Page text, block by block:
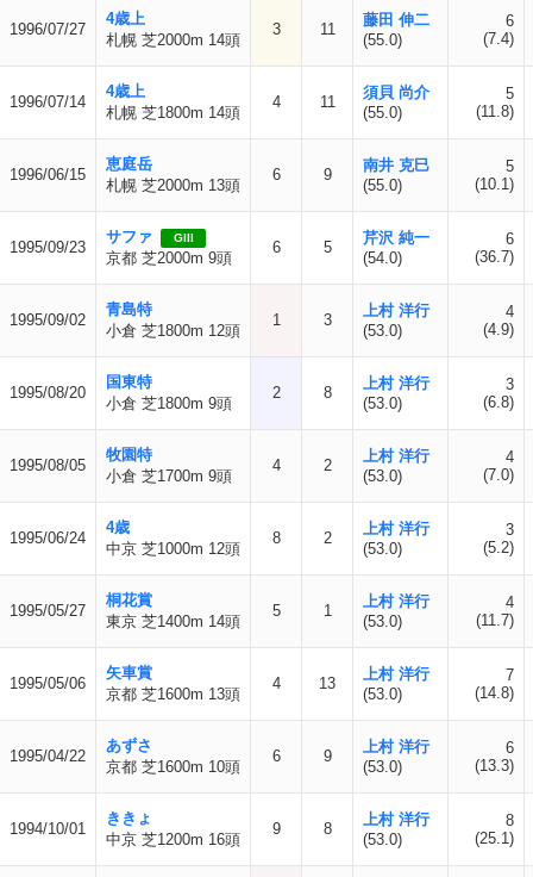
1996/07/27
4歳上
札幌 芝2000m 14頭
3 11
藤田 伸二
(55.0)
6
(7.4)
1996/07/14
4歳上
札幌 芝1800m 14頭
4 11
須貝 尚介
(55.0)
5
(11.8)
1996/06/15
恵庭岳
札幌 芝2000m 13頭
6 9
南井 克巳
(55.0)
5
(10.1)
1995/09/23
サファ GIII
京都 芝2000m 9頭
6 5
芹沢 純一
(54.0)
6
(36.7)
1995/09/02
青島特
小倉 芝1800m 12頭
1 3
上村 洋行
(53.0)
4
(4.9)
1995/08/20
国東特
小倉 芝1800m 9頭
2 8
上村 洋行
(53.0)
3
(6.8)
1995/08/05
牧園特
小倉 芝1700m 9頭
4 2
上村 洋行
(53.0)
4
(7.0)
1995/06/24
4歳
中京 芝1000m 12頭
8 2
上村 洋行
(53.0)
3
(5.2)
1995/05/27
桐花賞
東京 芝1400m 14頭
5 1
上村 洋行
(53.0)
4
(11.7)
1995/05/06
矢車賞
京都 芝1600m 13頭
4 13
上村 洋行
(53.0)
7
(14.8)
1995/04/22
あずさ
京都 芝1600m 10頭
6 9
上村 洋行
(53.0)
6
(13.3)
1994/10/01
ききょ
中京 芝1200m 16頭
9 8
上村 洋行
(53.0)
8
(25.1)